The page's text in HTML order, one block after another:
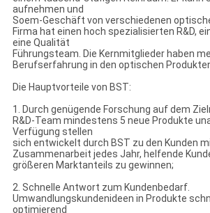
aufnehmen und
Soem-Geschäft von verschiedenen
Firma hat einen hoch spezialisierten R&D,
eine Qualität
Führungsteam. Die Kernmitglieder haben
Berufserfahrung in den optischen
Die Hauptvorteile von BST:
1. Durch genügende Forschung auf dem
R&D-Team mindestens 5 neue Produkte
Verfügung stellen
sich entwickelt durch BST zu den Kunden
Zusammenarbeit jedes Jahr, helfende
größeren Marktanteils zu gewinnen;
2. Schnelle Antwort zum Kundenbedarf.
Umwandlungskundenideen in Produkte
optimierend